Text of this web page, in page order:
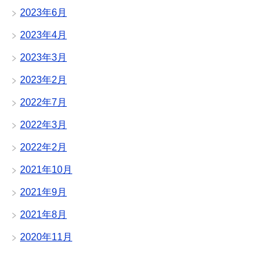
2023年6月
2023年4月
2023年3月
2023年2月
2022年7月
2022年3月
2022年2月
2021年10月
2021年9月
2021年8月
2020年11月